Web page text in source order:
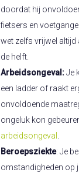
doordat hij
fietsers en
wet zelfs vrijwel
de helft.
Arbeidsongeval:Je
een ladder of raakt
onvoldoende
ongeluk kon
arbeidsongeval
Beroepsziekte: Je
omstandigheden op